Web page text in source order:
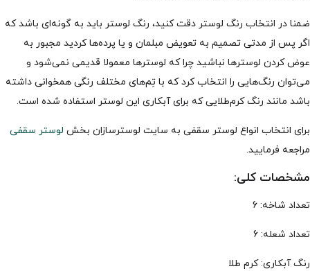
ضمنا در انتخاب رنگ لوستر دقت کنید، رنگ لوستر باید به گونه‌ای باشد که
اگر پس از مدتی تصمیم به تعویض مبلمان و یا پرده‌ها کردید مجبور به
عوض کردن لوسترها نباشید چرا که لوسترها معمولا قدیمی نمی‌شود و
می‌توان رنگ‌هایی را انتخاب کرد که با تِم‌های مختلف رنگی همخوانی داشته
باشد مانند رنگ کرم‌طلایی که برای آبکاری این لوستر استفاده شده است.
برای انتخاب انواع لوستر سقفی به سایت لوسترسازان بخش لوستر سقفی
مراجعه فرمایید.
مشخصات کلی:
تعداد شاخه: 6
تعداد شعله: 6
رنگ آبکاری: کرم طلا